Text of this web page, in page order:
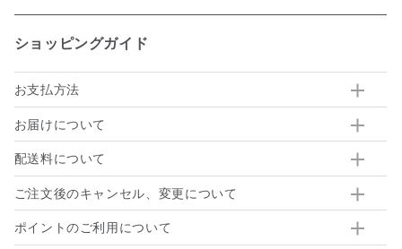
ショッピングガイド
お支払方法
お届けについて
配送料について
ご注文後のキャンセル、変更について
ポイントのご利用について